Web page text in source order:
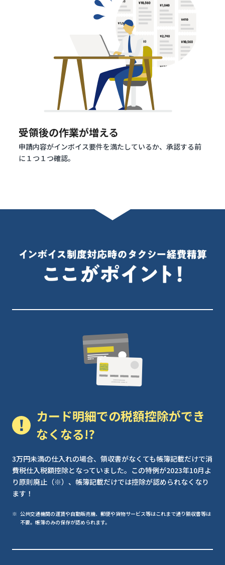
受領後の作業が増える
申請内容がインボイス要件を満たしているか、承認する前
に１つ１つ確認。
カード明細での税額控除ができ
なくなる!?
3万円未満の仕入れの場合、領収書がなくても帳簿記載だけで消
費税仕入税額控除となっていました。この特例が2023年10月よ
り原則廃止（※）、帳簿記載だけでは控除が認められなくなり
ます！
公共交通機関の運賃や自動販売機、郵便や貨物サービス等はこれまで通り領収書等は
不要。帳簿のみの保存が認められます。